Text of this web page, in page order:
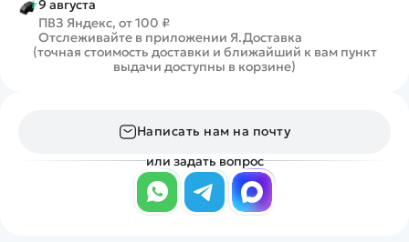
9 августа
ПВЗ Яндекс, от 100 ₽
Отслеживайте в приложении Я.Доставка
(точная стоимость доставки и ближайший к вам пункт
выдачи доступны в корзине)
Написать нам на почту
или задать вопрос